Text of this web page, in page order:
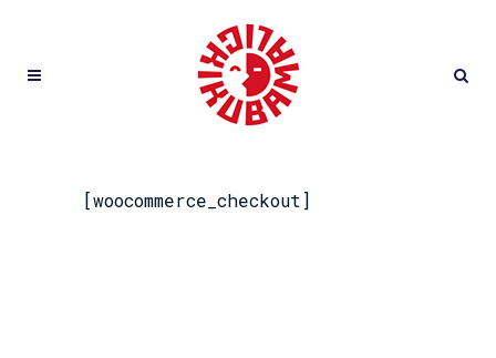
[woocommerce_checkout]